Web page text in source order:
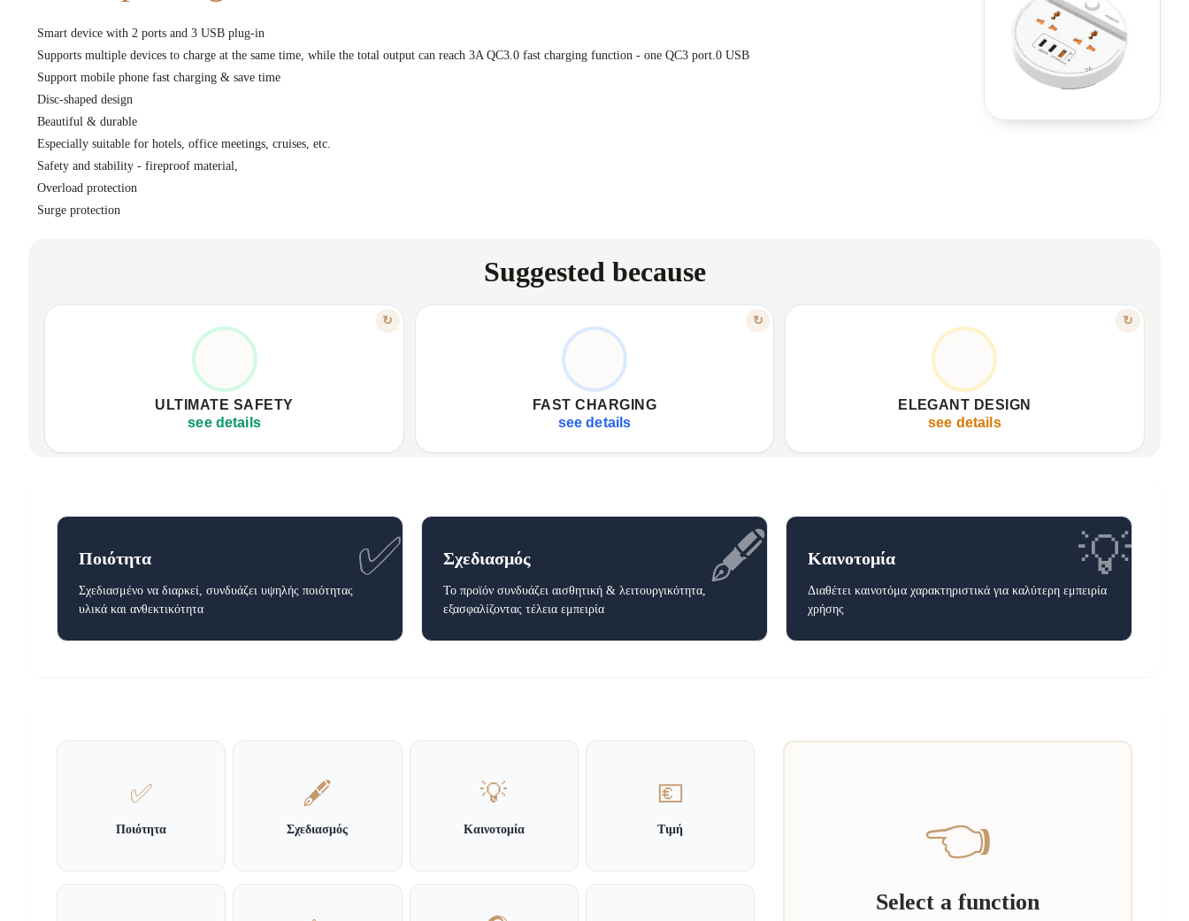
Smart device with 2 ports and 3 USB plug-in
Supports multiple devices to charge at the same time, while the total output can reach 3A QC3.0 fast charging function - one QC3 port.0 USB
Support mobile phone fast charging & save time
Disc-shaped design
Beautiful & durable
Especially suitable for hotels, office meetings, cruises, etc.
Safety and stability - fireproof material,
Overload protection
Surge protection
Suggested because
↻
ULTIMATE SAFETY
see details
PROTECTION, ASSURANCE & PEACE
Fireproof material for maximum safety
Built-in overload and overvoltage protection
Guaranteed safe device charging
↻
FAST CHARGING
see details
MULTIPLE PORTS, INSTANT POWER
Two outlets and three USB ports
Simultaneous charging for multiple devices
USB port with Quick Charge 3.0
↻
ELEGANT DESIGN
see details
STYLE, EASE & PRACTICALITY
Unique disk-shaped elegant design
Ideal solution for any space
✅
Ποιότητα
Σχεδιασμένο να διαρκεί, συνδυάζει υψηλής ποιότητας
υλικά και ανθεκτικότητα
🖋️
Σχεδιασμός
Το προϊόν συνδυάζει αισθητική & λειτουργικότητα,
εξασφαλίζοντας τέλεια εμπειρία
💡
Καινοτομία
Διαθέτει καινοτόμα χαρακτηριστικά για καλύτερη εμπειρία
χρήσης
✅
Ποιότητα
🖋️
Σχεδιασμός
💡
Καινοτομία
💶
Τιμή 👈
Select a function